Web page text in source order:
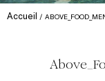
Accueil